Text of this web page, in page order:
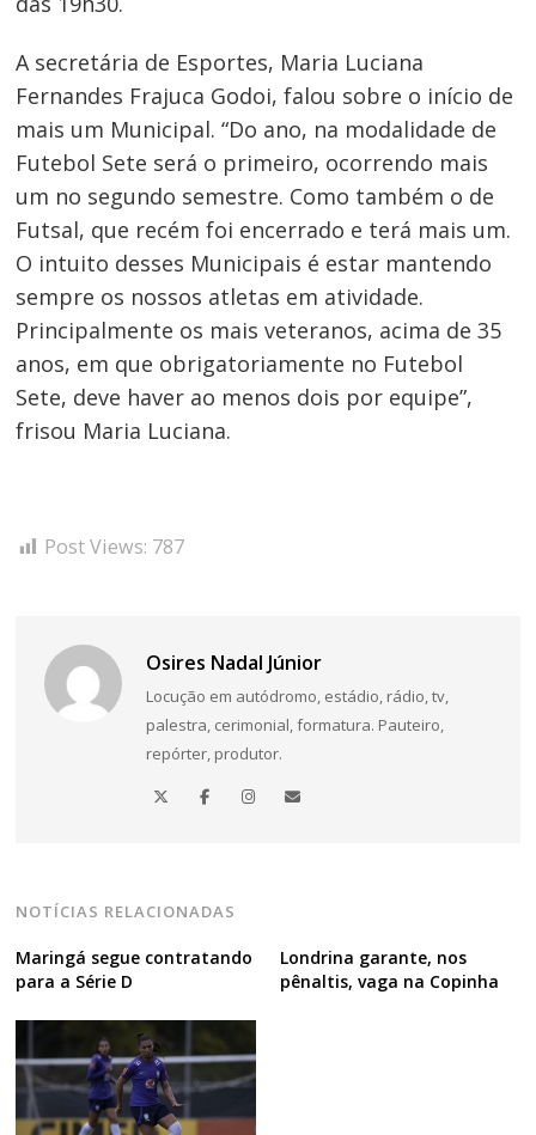
A secretária de Esportes, Maria Luciana
Fernandes Frajuca Godoi, falou sobre o início de
mais um Municipal. “Do ano, na modalidade de
Futebol Sete será o primeiro, ocorrendo mais
um no segundo semestre. Como também o de
Futsal, que recém foi encerrado e terá mais um.
O intuito desses Municipais é estar mantendo
sempre os nossos atletas em atividade.
Principalmente os mais veteranos, acima de 35
anos, em que obrigatoriamente no Futebol
Sete, deve haver ao menos dois por equipe”,
frisou Maria Luciana.
Post Views: 787
Osires Nadal Júnior
Locução em autódromo, estádio, rádio, tv,
palestra, cerimonial, formatura. Pauteiro,
repórter, produtor.
NOTÍCIAS RELACIONADAS
Maringá segue contratando
para a Série D
Londrina garante, nos
pênaltis, vaga na Copinha